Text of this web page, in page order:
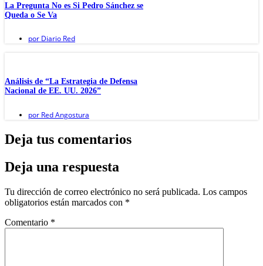
La Pregunta No es Si Pedro Sánchez se
Queda o Se Va
por Diario Red
Análisis de “La Estrategia de Defensa
Nacional de EE. UU. 2026”
por Red Angostura
Deja tus comentarios
Deja una respuesta
Tu dirección de correo electrónico no será publicada. Los campos
obligatorios están marcados con *
Comentario *